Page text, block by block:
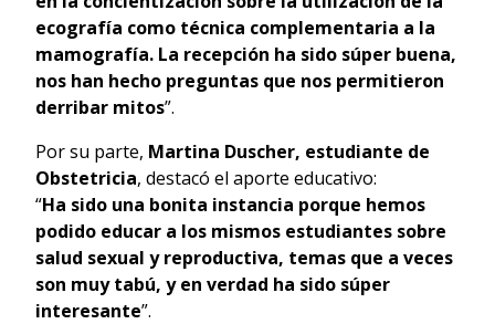
ecografía como técnica complementaria a la
mamografía. La recepción ha sido súper buena,
nos han hecho preguntas que nos permitieron
derribar mitos”.
Por su parte, Martina Duscher, estudiante de
Obstetricia, destacó el aporte educativo:
“Ha sido una bonita instancia porque hemos
podido educar a los mismos estudiantes sobre
salud sexual y reproductiva, temas que a veces
son muy tabú, y en verdad ha sido súper
interesante”.